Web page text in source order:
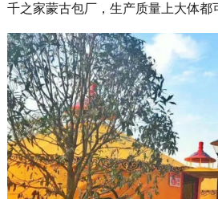
千之家蒙古包厂，生产质量上大体都